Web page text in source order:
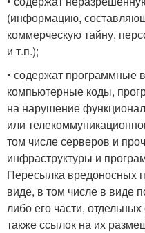
(информацию,
коммерческую тайну,
и т.п.);
• содержат программные
компьютерные коды,
на нарушение
или
том числе серверов и
инфраструктуры и
Пересылка вредоносных
виде, в том числе в виде
либо его части,
также ссылок на их